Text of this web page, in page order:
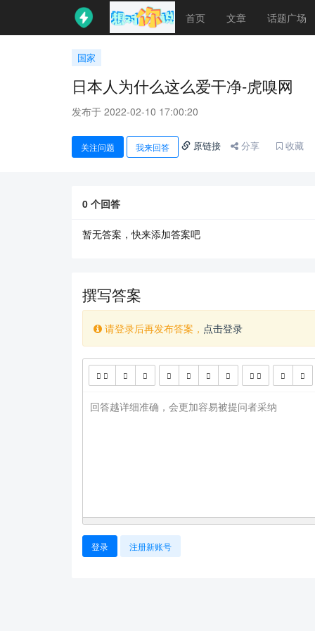
首页 文章 话题广场
国家
日本人为什么这么爱干净-虎嗅网
发布于 2022-02-10 17:00:20
关注问题 我来回答 原链接 分享 收藏
0 个回答
暂无答案，快来添加答案吧
撰写答案
请登录后再发布答案， 点击登录
回答越详细准确，会更加容易被提问者采纳
登录 注册新账号